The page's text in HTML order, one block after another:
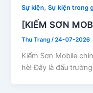
Sự kiện,Sự kiện trong
[KIẾM SƠN
Thu Trang /24-07-2026
Kiếm Sơn Mobile
hè! Đây là đấu